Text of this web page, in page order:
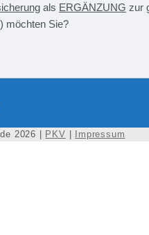
als ERGÄNZUNG zur
möchten Sie?
2026 | PKV Impressum